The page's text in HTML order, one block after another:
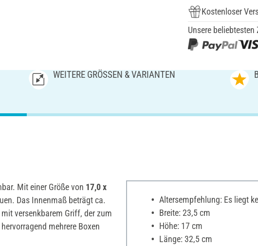
Kostenloser
Unsere
WEITERE GRÖSSEN & VARIANTEN
Mit einer Größe von 17,0 x
Das Innenmaß beträgt ca.
versenkbarem Griff, der zum
mehrere Boxen
Altersempfehlung: Es liegt
Breite: 23,5 cm
Höhe: 17 cm
Länge: 32,5 cm